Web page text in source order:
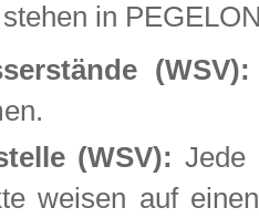
in
(WSV):
(WSV): Jede
weisen auf